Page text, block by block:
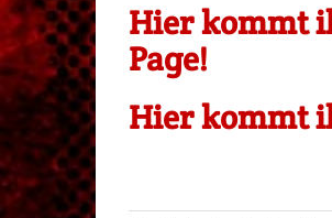
Hier kommt
Page!
Hier kommt